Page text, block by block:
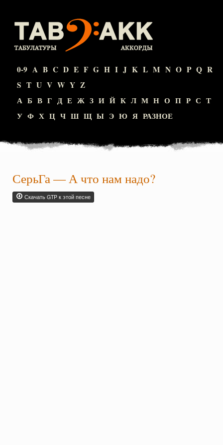
0-9 A B C D E F G H I J K L M N O P Q R
S T U V W Y Z
А Б В Г Д Е Ж З И Й К Л М Н О П Р С Т
У Ф Х Ц Ч Ш Щ Ы Э Ю Я РАЗНОЕ
СерьГа—А что нам надо?
Скачать GTP к этой песне